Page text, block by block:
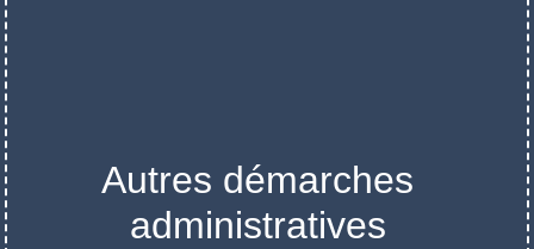
Autres démarches
administratives